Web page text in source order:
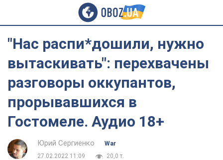
"Нас распи*дошили, нужно
вытаскивать": перехвачены
разговоры оккупантов,
прорывавшихся в
Гостомеле. Аудио 18+
Юрий Сергиенко
War
27.02.2022 11:09
20,0 т.